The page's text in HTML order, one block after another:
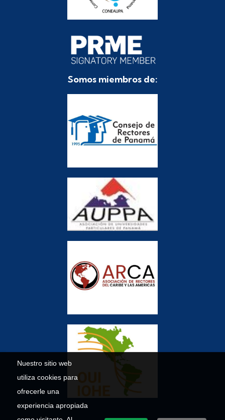
Nuestro sitio web
utiliza cookies para
ofrecerle una
experiencia apropiada
Somos miembros de: